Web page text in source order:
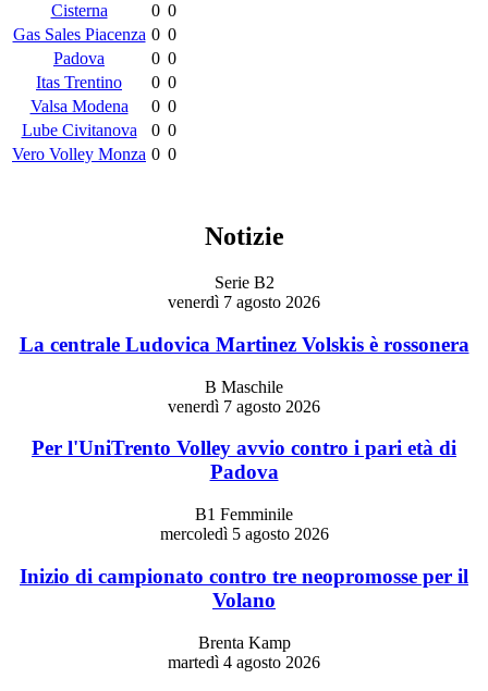
Cisterna
0 0
Gas Sales Piacenza 0 0
Padova
0 0
Itas Trentino
0 0
Valsa Modena
0 0
Lube Civitanova
0 0
Vero Volley Monza 0 0
Notizie
Serie B2
venerdì 7 agosto 2026
La centrale Ludovica Martinez Volskis è rossonera
B Maschile
venerdì 7 agosto 2026
Per l'UniTrento Volley avvio contro i pari età di
Padova
B1 Femminile
mercoledì 5 agosto 2026
Inizio di campionato contro tre neopromosse per il
Volano
Brenta Kamp
martedì 4 agosto 2026